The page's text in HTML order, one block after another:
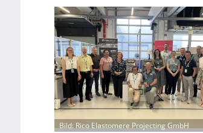
Bild: Rico Elastomere Projecting GmbH